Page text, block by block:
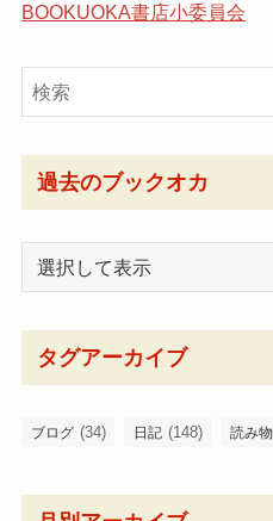
BOOKUOKA書店小委員会
過去のブックオカ
タグアーカイブ
ブログ (34) 日記 (148) 読み物